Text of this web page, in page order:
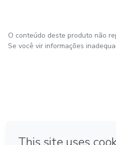
O conteúdo deste produto não
Se você vir informações
Feito com ❤ em Bogotá